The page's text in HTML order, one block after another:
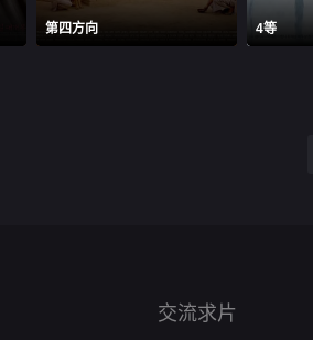
第四方向 4等
交流求片